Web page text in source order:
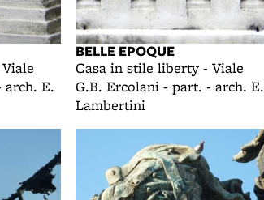
arch. E.
BELLE EPOQUE
Casa in stile liberty - Viale
G.B. Ercolani - part. - arch. E.
Lambertini